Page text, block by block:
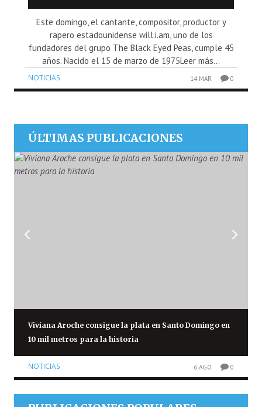
Este domingo, el cantante, compositor, productor y
rapero estadounidense will.i.am, uno de los
fundadores del grupo The Black Eyed Peas, cumple 45
años. Nacido el 15 de marzo de 1975Leer más...
NOTICIAS 14 MAR 0
ÚLTIMAS PUBLICACIONES
Viviana Aroche consigue la plata en Santo Domingo en
10 mil metros para la historia
NOTICIAS 6 AGO 0